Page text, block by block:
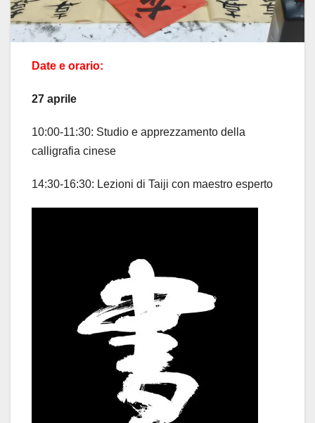
Date e orario:
27 aprile
10:00-11:30: Studio e apprezzamento della
calligrafia cinese
14:30-16:30: Lezioni di Taiji con maestro esperto